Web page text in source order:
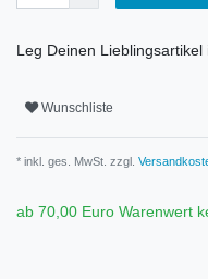
Leg Deinen
Wunschliste
* inkl. ges. MwSt. zzgl.
ab 70,00 Euro Warenwert